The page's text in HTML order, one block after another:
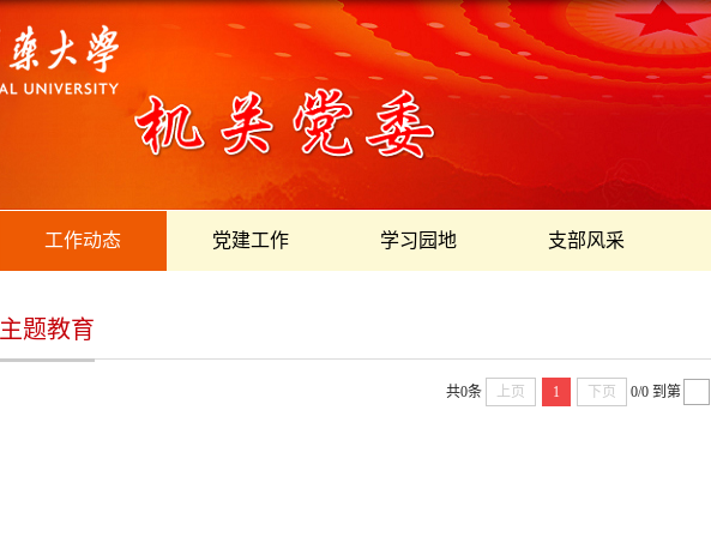
工作动态 党建工作 学习园地 支部风采
主题教育
共0条 上页 1 下页 0/0 到第